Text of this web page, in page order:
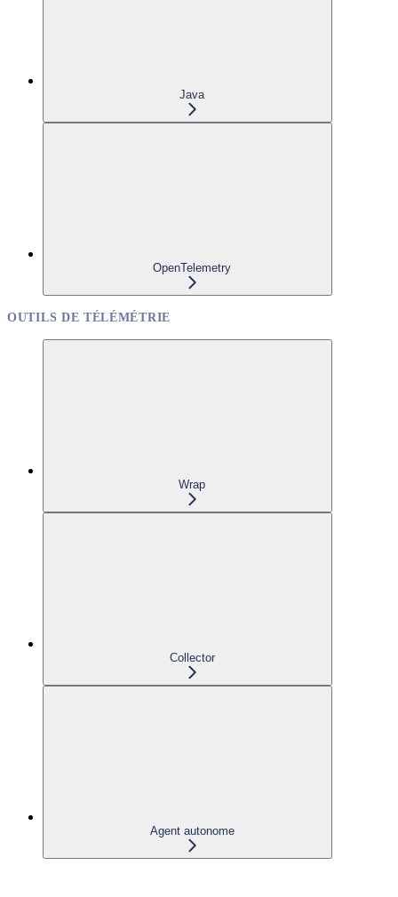
Java
OpenTelemetry
OUTILS DE TÉLÉMÉTRIE
Wrap
Collector
Agent autonome